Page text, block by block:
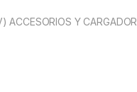
ACCESORIOS Y CARGADOR